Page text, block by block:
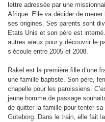
lettre adressée par une
Afrique. Elle va décider de mener
ses origines. Ses parents sont
Etats Unis et son père est
autres aïeux pour y découvrir le
s’écoule entre 2005 et 2008.
Rakel est la première fille d’une
une famille baptiste. Son père,
chapelle pour les paroissiens.
jeune homme de passage
de quitter la famille pour tenter
Göteborg. Dans le train, elle fait